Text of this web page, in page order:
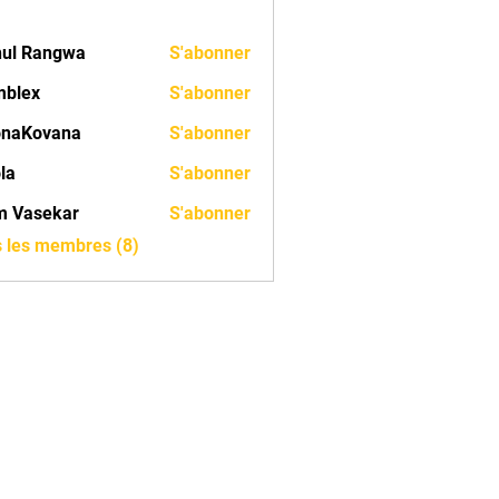
Rangwa S'abonner
S'abonner
S'abonner
S'abonner
Vasekar
S'abonner
les membres (8)